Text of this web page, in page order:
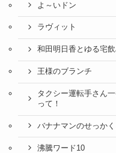
よ～いドン
ラヴィット
和田明日香とゆる宅
王様のブランチ
タクシー運転手さん
って！
バナナマンのせっか
沸騰ワード10